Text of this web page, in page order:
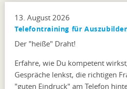
13. August 2026
Telefontraining für
Der "heiße" Draht!
Erfahre, wie Du kompetent
Gespräche lenkst, die richtigen
"guten Eindruck" am Telefon